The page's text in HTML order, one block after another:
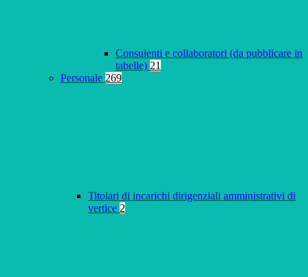
Consulenti e collaboratori (da pubblicare in
tabelle) 21
Personale 269
Titolari di incarichi dirigenziali amministrativi di
vertice 2